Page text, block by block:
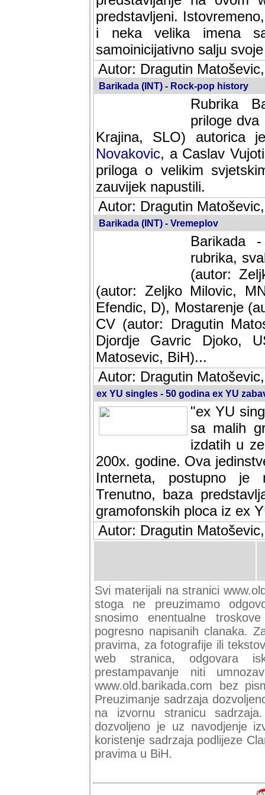
predstavljeni.
i neka velika imena
samoinicijativno salju
Autor: Dragutin
Barikada (INT) - Rock-pop history
Rubrika
dva
SLO) autorica je velikog
Caslav Vujotic
velikim svjetskim
napustili.
Autor: Dragutin
Barikada (INT) - Vremeplov
Barikada
rubrika,
(autor:
(autor: Zeljko Milovic,
Efendic, D), Mostarenje
CV (autor: Dragutin
Djordje Gavric Djoko,
Matosevic, BiH)...
Autor: Dragutin
ex YU singles - 50 godina ex YU
"ex YU
sa malih
izdatih u
200x. godine. Ova
Interneta, postupno je
baza predstavlja
ploca iz ex YU.
Autor: Dragutin
Svi materijali na stranici
stoga ne preuzimamo
snosimo enentualne
pogresno napisanih clanaka.
pravima, za fotografije ili
web stranica, odgovara
prestampavanje niti
www.old.barikada.com bez
Preuzimanje sadrzaja
na izvornu stranicu
dozvoljeno je uz navodjenje
koristenje sadrzaja podlijeze
pravima u BiH.